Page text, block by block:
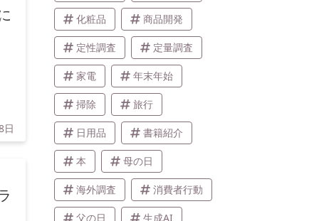
日
化粧品 商品開発
定性調査 定量調査
家電 年末年始
掃除 旅行
日用品 書籍紹介
本 母の日
海外調査 消費者行動
父の日 生成AI